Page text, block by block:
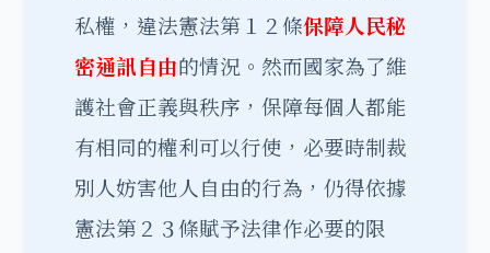
私權，違法憲法第１２條保障人民秘
密通訊自由的情況。然而國家為了維
護社會正義與秩序，保障每個人都能
有相同的權利可以行使，必要時制裁
別人妨害他人自由的行為，仍得依據
憲法第２３條賦予法律作必要的限